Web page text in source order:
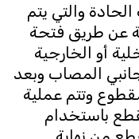
والتي يتم
عن طريق فتحة
أو الخارجية
المصاب وبعد
وتتم عملية
باستخدام